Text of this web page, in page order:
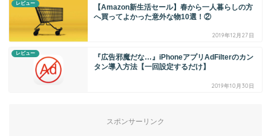
レビュー
【Amazon新生活セール】春から一人暮らしの方
へ買ってよかった意外な物10選！②
2019年12月27日
レビュー
『広告邪魔だな…』iPhoneアプリAdFilterのカン
タン導入方法【一回設定するだけ】
2019年10月30日
スポンサーリンク